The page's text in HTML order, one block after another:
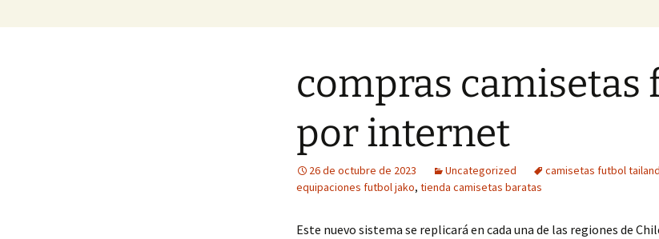
compras camisetas
por internet
26 de octubre de 2023 Uncategorized camisetas futbol
equipaciones futbol jako, tienda camisetas baratas
Este nuevo sistema se replicará en cada una de las regiones de